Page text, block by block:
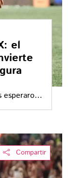
el
esperaron
de
que ya
Compartir